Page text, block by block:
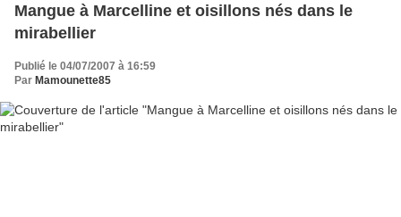
Mangue à Marcelline et oisillons nés dans le
mirabellier
Publié le 04/07/2007 à 16:59
Par Mamounette85